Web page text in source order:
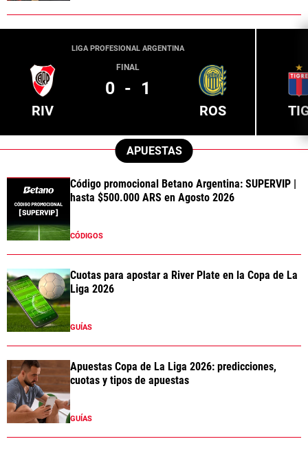
LIGA PROFESIONAL ARGENTINA
RIV
FINAL
0 - 1
ROS
APUESTAS
Código promocional Betano Argentina: SUPERVIP |
hasta $500.000 ARS en Agosto 2026
CÓDIGOS
Cuotas para apostar a River Plate en la Copa de La
Liga 2026
GUÍAS
Apuestas Copa de La Liga 2026: predicciones,
cuotas y tipos de apuestas
GUÍAS